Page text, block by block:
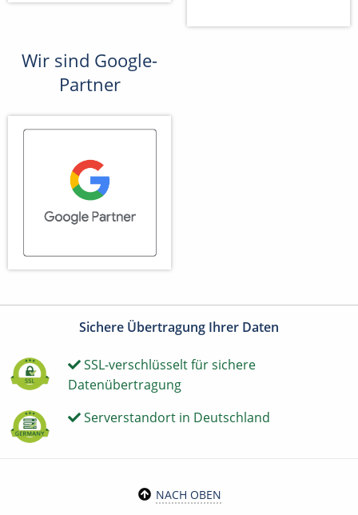
Wir sind Google-
Partner
Sichere Übertragung Ihrer Daten
SSL-verschlüsselt für sichere
Datenübertragung
Serverstandort in Deutschland
NACH OBEN